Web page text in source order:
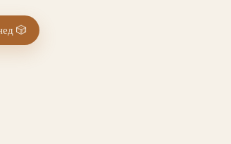
🎲